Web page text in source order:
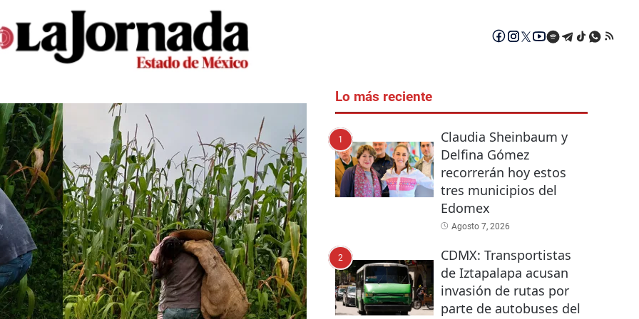
Lo más reciente
1
Claudia Sheinbaum y
Delfina Gómez
recorrerán hoy estos
tres municipios del
Edomex
Agosto 7, 2026
2
CDMX: Transportistas
de Iztapalapa acusan
invasión de rutas por
parte de autobuses del